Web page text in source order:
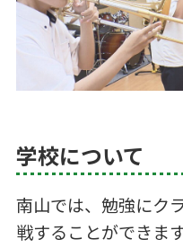
学校について
南山では、勉強にク
戦することができま